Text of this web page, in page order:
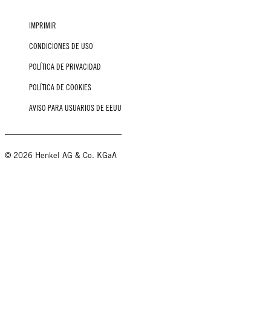
IMPRIMIR
CONDICIONES DE USO
POLÍTICA DE PRIVACIDAD
POLÍTICA DE COOKIES
AVISO PARA USUARIOS DE EEUU
© 2026 Henkel AG & Co. KGaA